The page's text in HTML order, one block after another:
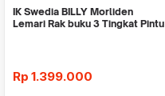
IK Swedia BILLY Morliden
Lemari Rak buku 3 Tingkat Pintu
Rp 1.399.000